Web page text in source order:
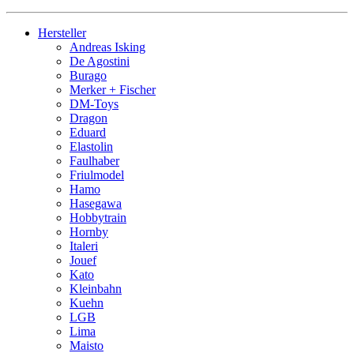
Hersteller
Andreas Isking
De Agostini
Burago
Merker + Fischer
DM-Toys
Dragon
Eduard
Elastolin
Faulhaber
Friulmodel
Hamo
Hasegawa
Hobbytrain
Hornby
Italeri
Jouef
Kato
Kleinbahn
Kuehn
LGB
Lima
Maisto